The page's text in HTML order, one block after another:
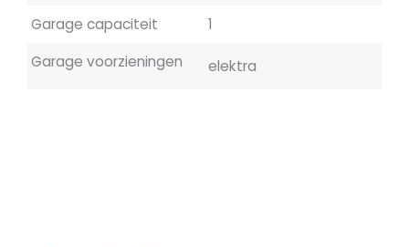
Garage capaciteit
1
Garage voorzieningen
elektra